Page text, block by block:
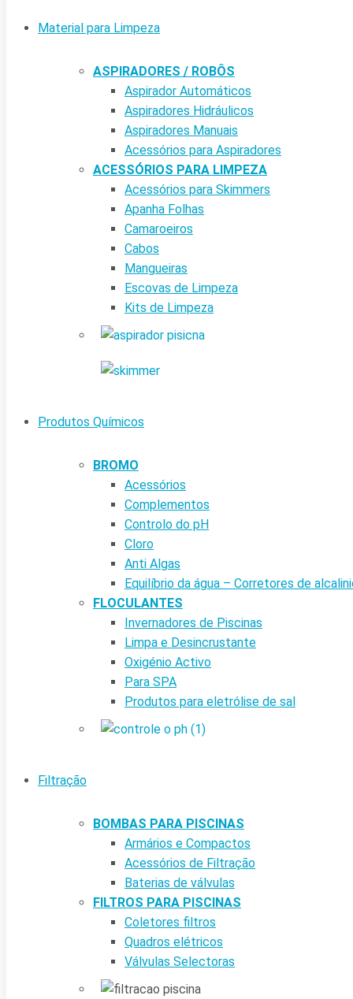
Material para Limpeza
ASPIRADORES / ROBÔS
Aspirador Automáticos
Aspiradores Hidráulicos
Aspiradores Manuais
Acessórios para Aspiradores
ACESSÓRIOS PARA LIMPEZA
Acessórios para Skimmers
Apanha Folhas
Camaroeiros
Cabos
Mangueiras
Escovas de Limpeza
Kits de Limpeza
Produtos Químicos
BROMO
Acessórios
Complementos
Controlo do pH
Cloro
Anti Algas
Equilíbrio da água – Corretores de
FLOCULANTES
Invernadores de Piscinas
Limpa e Desincrustante
Oxigénio Activo
Para SPA
Produtos para eletrólise de sal
Filtração
BOMBAS PARA PISCINAS
Armários e Compactos
Acessórios de Filtração
Baterias de válvulas
FILTROS PARA PISCINAS
Coletores filtros
Quadros elétricos
Válvulas Selectoras